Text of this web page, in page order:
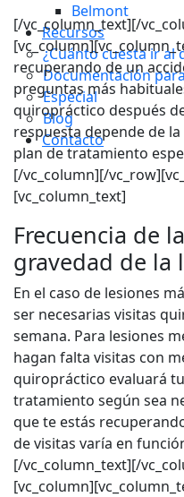
Belmont
Recursos
¿Cuánto cuesta ir al
Documentación
Especial
Blog
Contacto
[/vc_column_text][/
recuperando de un
preguntas más
quiropráctico después
respuesta depende de
plan de tratamiento
[/vc_column][/
[vc_column_text]
Frecuencia de
gravedad de la
En el caso de lesiones
ser necesarias visitas
semana. Para lesiones
hagan falta visitas con
quiropráctico evaluará
tratamiento según sea
que te estás
de visitas varía en
[/vc_column_text][/